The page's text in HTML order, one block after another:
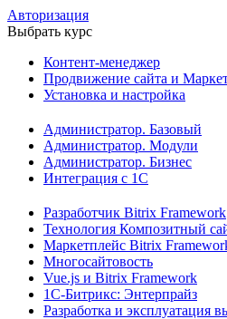
Авторизация
Выбрать курс
Контент-менеджер
Продвижение сайта и
Установка и настройка
Администратор. Базовый
Администратор. Модули
Администратор. Бизнес
Интеграция с 1С
Разработчик Bitrix Framework
Технология Композитный
Маркетплейс Bitrix
Многосайтовость
Vue.js и Bitrix Framework
1С-Битрикс: Энтерпрайз
Разработка и эксплуатация